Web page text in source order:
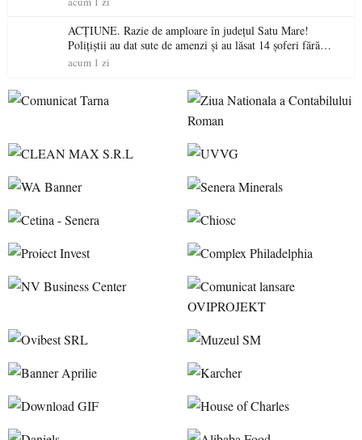
ACȚIUNE. Razie de amploare în județul Satu Mare!
Polițiștii au dat sute de amenzi și au lăsat 14 șoferi fără
permis într-o singură zi
acum 1 zi